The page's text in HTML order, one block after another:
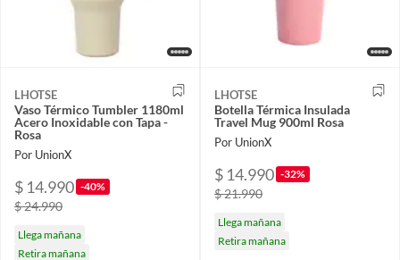
LHOTSE
Vaso Térmico Tumbler 1180ml
Acero Inoxidable con Tapa -
Rosa
Por UnionX
$ 14.990 -40%
$ 24.990
Llega mañana
Retira mañana
LHOTSE
Botella Térmica Insulada
Travel Mug 900ml Rosa
Por UnionX
$ 14.990 -32%
$ 21.990
Llega mañana
Retira mañana